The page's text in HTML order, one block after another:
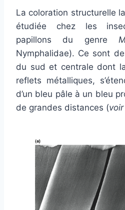
La coloration structurelle
étudiée chez les
papillons du genre
Nymphalidae). Ce sont
du sud et centrale dont
reflets métalliques,
d’un bleu pâle à un bleu
de grandes distances (